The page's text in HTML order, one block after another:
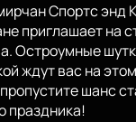
Спортс энд
приглашает на
Остроумные
ждут вас на
шанс
праздника!